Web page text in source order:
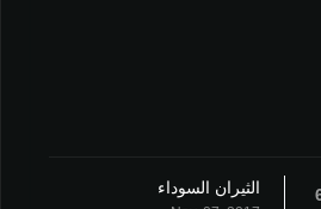
الثيران السوداء